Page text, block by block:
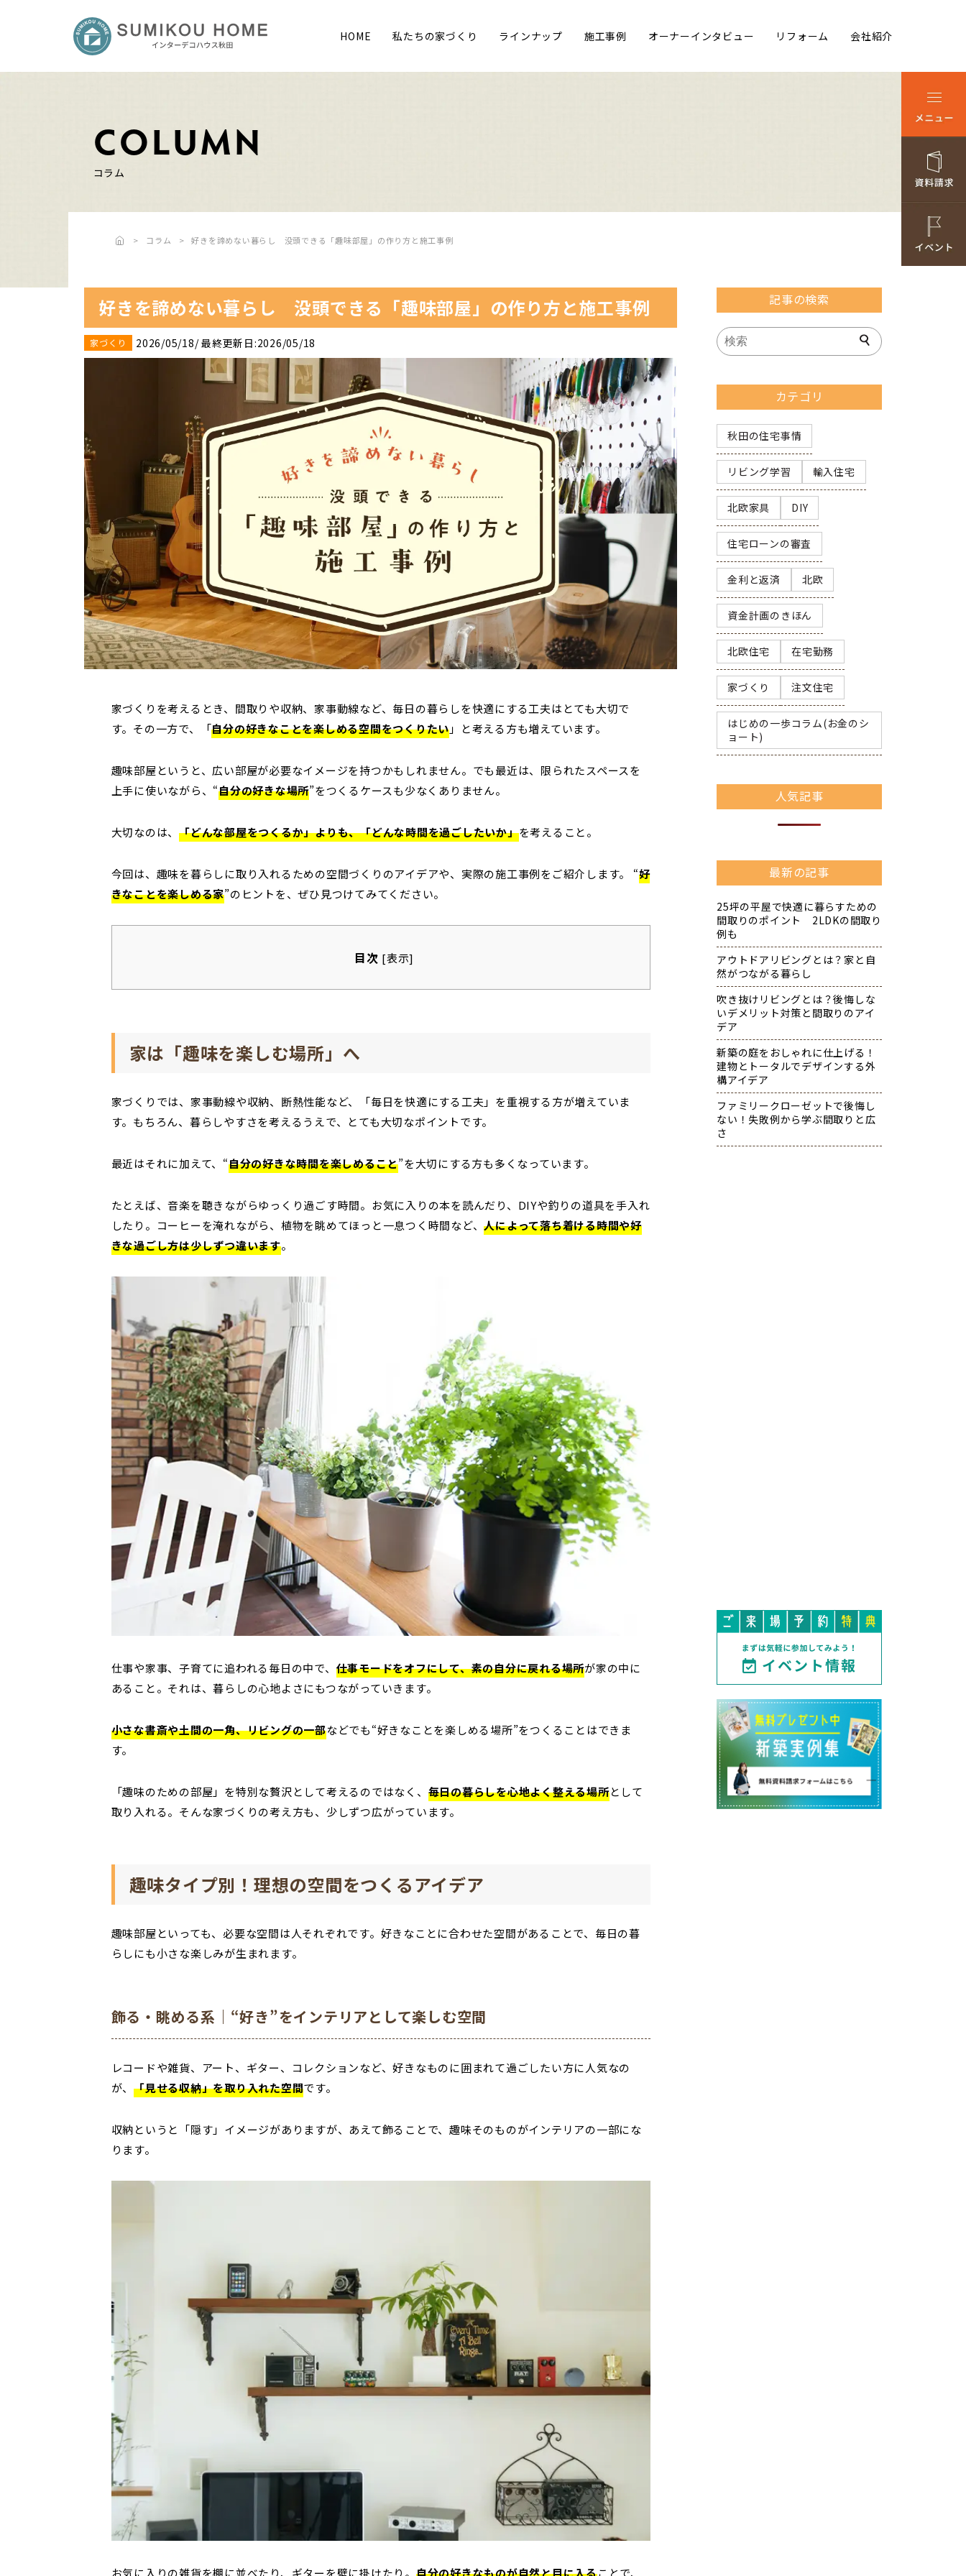
HOME 私たちの家づくり ラインナップ 施工事例 オーナーインタビュー リフォーム 会社紹介
COLUMN
コラム
コラム 好きを諦めない暮らし 没頭できる「趣味部屋」の作り方と施工事例
好きを諦めない暮らし 没頭できる「趣味部屋」の作り方と施工事例
家づくり 2026/05/18/ 最終更新日:2026/05/18
家づくりを考えるとき、間取りや収納、家事動線など、毎日の暮らしを快適にする工夫はとても大切で
す。 その一方で、「自分の好きなことを楽しめる空間をつくりたい」と考える方も増えています。
趣味部屋というと、広い部屋が必要なイメージを持つかもしれません。 でも最近は、限られたスペースを
上手に使いながら、“自分の好きな場所”をつくるケースも少なくありません。
大切なのは、 「どんな部屋をつくるか」よりも、「どんな時間を過ごしたいか」を考えること。
今回は、趣味を暮らしに取り入れるための空間づくりのアイデアや、実際の施工事例をご紹介します。 “好
きなことを楽しめる家”のヒントを、ぜひ見つけてみてください。
目次 [表示]
家は「趣味を楽しむ場所」へ
家づくりでは、家事動線や収納、断熱性能など、「毎日を快適にする工夫」を重視する方が増えていま
す。もちろん、暮らしやすさを考えるうえで、とても大切なポイントです。
最近はそれに加えて、“自分の好きな時間を楽しめること”を大切にする方も多くなっています。
たとえば、音楽を聴きながらゆっくり過ごす時間。お気に入りの本を読んだり、DIYや釣りの道具を手入れ
したり。コーヒーを淹れながら、植物を眺めてほっと一息つく時間など、人によって落ち着ける時間や好
きな過ごし方は少しずつ違います。
仕事や家事、子育てに追われる毎日の中で、 仕事モードをオフにして、素の自分に戻れる場所が家の中に
あること。それは、暮らしの心地よさにもつながっていきます。
小さな書斎や土間の一角、リビングの一部などでも“好きなことを楽しめる場所”をつくることはできま
す。
「趣味のための部屋」を特別な贅沢として考えるのではなく、 毎日の暮らしを心地よく整える場所として
取り入れる。そんな家づくりの考え方も、少しずつ広がっています。
趣味タイプ別！理想の空間をつくるアイデア
趣味部屋といっても、必要な空間は人それぞれです。好きなことに合わせた空間があることで、毎日の暮
らしにも小さな楽しみが生まれます。
飾る・眺める系｜“好き”をインテリアとして楽しむ空間
レコードや雑貨、アート、ギター、コレクションなど、好きなものに囲まれて過ごしたい方に人気なの
が、 「見せる収納」を取り入れた空間です。
収納というと「隠す」イメージがありますが、あえて飾ることで、趣味そのものがインテリアの一部にな
ります。
お気に入りの雑貨を棚に並べたり、ギターを壁に掛けたり。 自分の好きなものが自然と目に入ることで、
記事の検索
カテゴリ
秋田の住宅事情
リビング学習 輸入住宅
北欧家具 DIY
住宅ローンの審査
金利と返済 北欧
資金計画のきほん
北欧住宅 在宅勤務
家づくり 注文住宅
はじめの一歩コラム(お金のシ
ョート)
人気記事
最新の記事
25坪の平屋で快適に暮らすための
間取りのポイント 2LDKの間取り
例も
アウトドアリビングとは？家と自
然がつながる暮らし
吹き抜けリビングとは？後悔しな
いデメリット対策と間取りのアイ
デア
新築の庭をおしゃれに仕上げる！
建物とトータルでデザインする外
構アイデア
ファミリークローゼットで後悔し
ない！失敗例から学ぶ間取りと広
さ